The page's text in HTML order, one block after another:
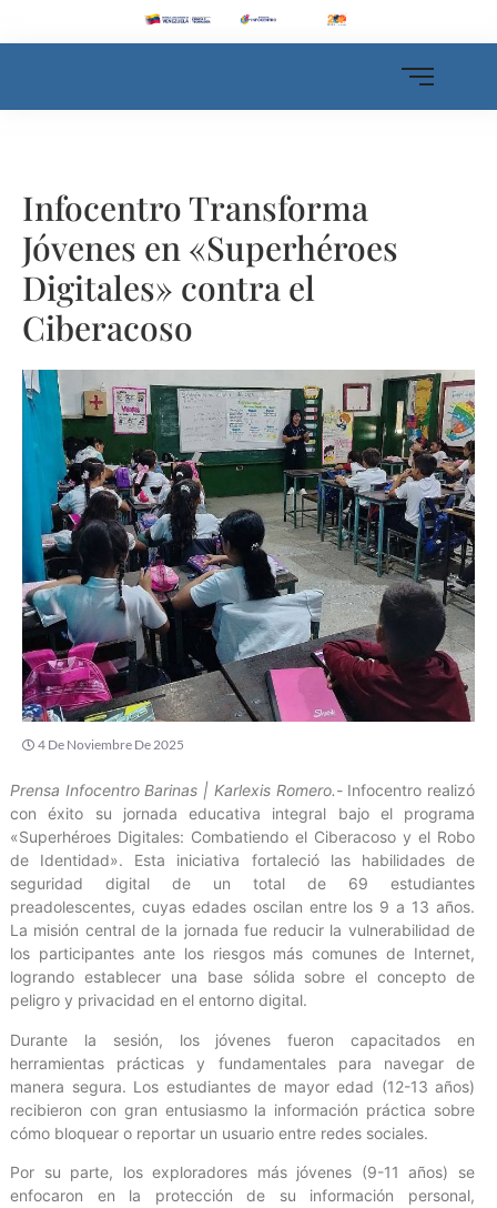
Infocentro Transforma
Jóvenes en «Superhéroes
Digitales» contra el
Ciberacoso
4 De Noviembre De 2025
Prensa Infocentro Barinas | Karlexis Romero.- Infocentro realizó
con éxito su jornada educativa integral bajo el programa
«Superhéroes Digitales: Combatiendo el Ciberacoso y el Robo
de Identidad». Esta iniciativa fortaleció las habilidades de
seguridad digital de un total de 69 estudiantes
preadolescentes, cuyas edades oscilan entre los 9 a 13 años.
La misión central de la jornada fue reducir la vulnerabilidad de
los participantes ante los riesgos más comunes de Internet,
logrando establecer una base sólida sobre el concepto de
peligro y privacidad en el entorno digital.
Durante la sesión, los jóvenes fueron capacitados en
herramientas prácticas y fundamentales para navegar de
manera segura. Los estudiantes de mayor edad (12-13 años)
recibieron con gran entusiasmo la información práctica sobre
cómo bloquear o reportar un usuario entre redes sociales.
Por su parte, los exploradores más jóvenes (9-11 años) se
enfocaron en la protección de su información personal,